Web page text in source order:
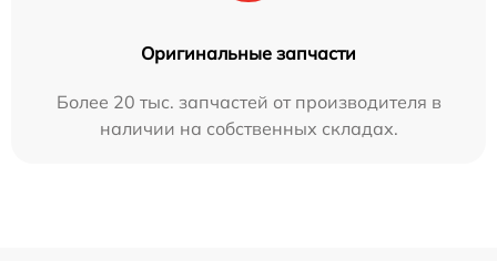
Оригинальные запчасти
Более 20 тыс. запчастей от производителя в
наличии на собственных складах.